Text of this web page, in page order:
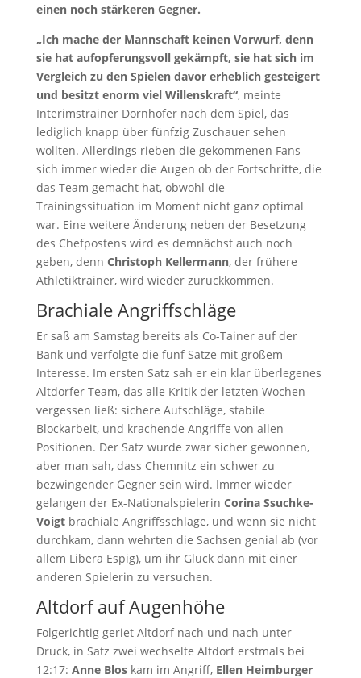
einen noch stärkeren Gegner.
„Ich mache der Mannschaft keinen Vorwurf, denn
sie hat aufopferungsvoll gekämpft, sie hat sich im
Vergleich zu den Spielen davor erheblich gesteigert
und besitzt enorm viel Willenskraft“, meinte
Interimstrainer Dörnhöfer nach dem Spiel, das
lediglich knapp über fünfzig Zuschauer sehen
wollten. Allerdings rieben die gekommenen Fans
sich immer wieder die Augen ob der Fortschritte, die
das Team gemacht hat, obwohl die
Trainingssituation im Moment nicht ganz optimal
war. Eine weitere Änderung neben der Besetzung
des Chefpostens wird es demnächst auch noch
geben, denn Christoph Kellermann, der frühere
Athletiktrainer, wird wieder zurückkommen.
Brachiale Angriffschläge
Er saß am Samstag bereits als Co-Tainer auf der
Bank und verfolgte die fünf Sätze mit großem
Interesse. Im ersten Satz sah er ein klar überlegenes
Altdorfer Team, das alle Kritik der letzten Wochen
vergessen ließ: sichere Aufschläge, stabile
Blockarbeit, und krachende Angriffe von allen
Positionen. Der Satz wurde zwar sicher gewonnen,
aber man sah, dass Chemnitz ein schwer zu
bezwingender Gegner sein wird. Immer wieder
gelangen der Ex-Nationalspielerin Corina Ssuchke-
Voigtbrachiale Angriffsschläge, und wenn sie nicht
durchkam, dann wehrten die Sachsen genial ab (vor
allem Libera Espig), um ihr Glück dann mit einer
anderen Spielerin zu versuchen.
Altdorf auf Augenhöhe
Folgerichtig geriet Altdorf nach und nach unter
Druck, in Satz zwei wechselte Altdorf erstmals bei
12:17: Anne Bloskam im Angriff, Ellen Heimburger